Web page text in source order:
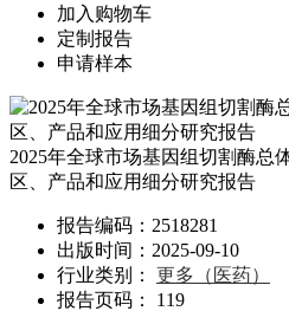
加入购物车
定制报告
申请样本
2025年全球市场基因组切割酶总
区、产品和应用细分研究报告
报告编码：2518281
出版时间：2025-09-10
行业类别： 更多（医药）
报告页码： 119